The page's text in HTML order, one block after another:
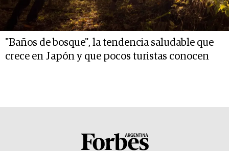
"Baños de bosque", la tendencia saludable que
crece en Japón y que pocos turistas conocen